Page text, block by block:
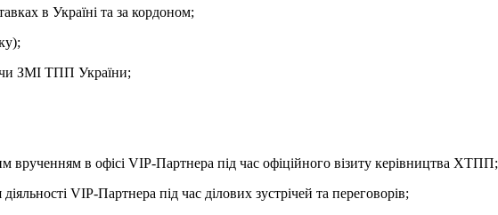
в Україні та за кордоном;
ЗМІ ТПП України;
врученням в офісі VIP-Партнера під час офіційного візиту керівництва ХТПП;
VIP-Партнера під час ділових зустрічей та переговорів;